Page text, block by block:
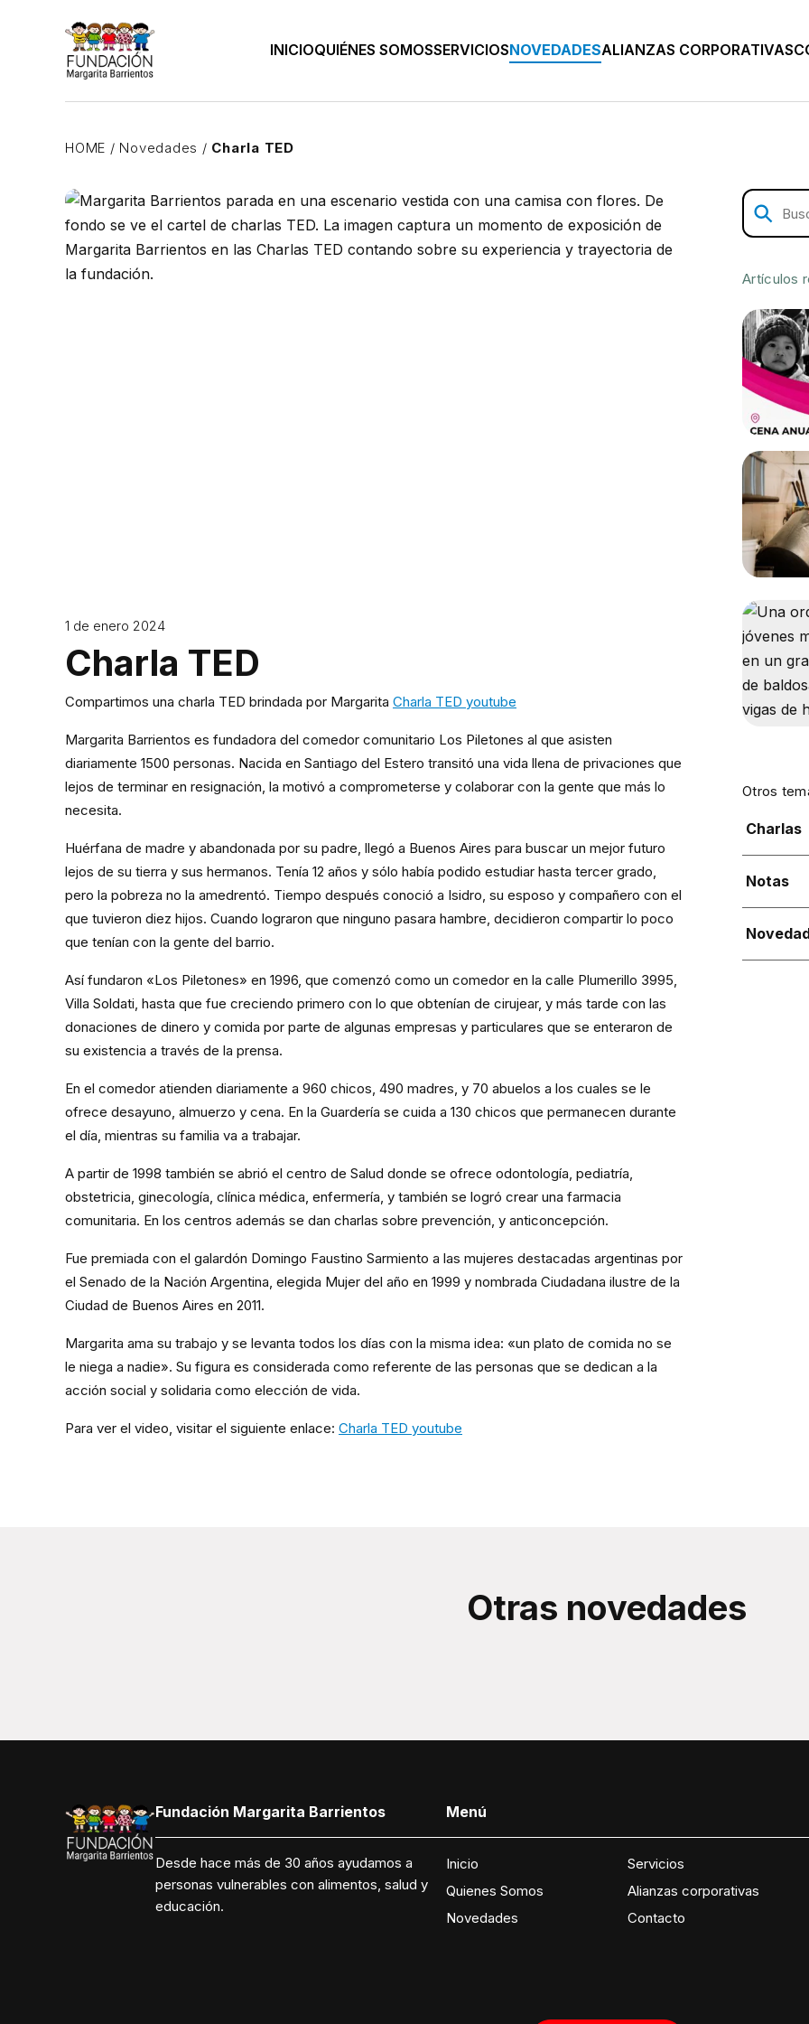
INICIOQUIÉNES SOMOSSERVICIOSNOVEDADESALIANZAS CORPORATIVAS
HOME / Novedades / Charla TED
1 de enero 2024
Charla TED
Compartimos una charla TED brindada por Margarita Charla TED youtube
Margarita Barrientos es fundadora del comedor comunitario Los Piletones al que asisten
diariamente 1500 personas. Nacida en Santiago del Estero transitó una vida llena de privaciones que
lejos de terminar en resignación, la motivó a comprometerse y colaborar con la gente que más lo
necesita.
Huérfana de madre y abandonada por su padre, llegó a Buenos Aires para buscar un mejor futuro
lejos de su tierra y sus hermanos. Tenía 12 años y sólo había podido estudiar hasta tercer grado,
pero la pobreza no la amedrentó. Tiempo después conoció a Isidro, su esposo y compañero con el
que tuvieron diez hijos. Cuando lograron que ninguno pasara hambre, decidieron compartir lo poco
que tenían con la gente del barrio.
Así fundaron «Los Piletones» en 1996, que comenzó como un comedor en la calle Plumerillo 3995,
Villa Soldati, hasta que fue creciendo primero con lo que obtenían de cirujear, y más tarde con las
donaciones de dinero y comida por parte de algunas empresas y particulares que se enteraron de
su existencia a través de la prensa.
En el comedor atienden diariamente a 960 chicos, 490 madres, y 70 abuelos a los cuales se le
ofrece desayuno, almuerzo y cena. En la Guardería se cuida a 130 chicos que permanecen durante
el día, mientras su familia va a trabajar.
A partir de 1998 también se abrió el centro de Salud donde se ofrece odontología, pediatría,
obstetricia, ginecología, clínica médica, enfermería, y también se logró crear una farmacia
comunitaria. En los centros además se dan charlas sobre prevención, y anticoncepción.
Fue premiada con el galardón Domingo Faustino Sarmiento a las mujeres destacadas argentinas por
el Senado de la Nación Argentina, elegida Mujer del año en 1999 y nombrada Ciudadana ilustre de la
Ciudad de Buenos Aires en 2011.
Margarita ama su trabajo y se levanta todos los días con la misma idea: «un plato de comida no se
le niega a nadie». Su figura es considerada como referente de las personas que se dedican a la
acción social y solidaria como elección de vida.
Para ver el video, visitar el siguiente enlace: Charla TED youtube
Artículos
Otros
Charlas
Notas
Otras novedades
Fundación Margarita Barrientos
Desde hace más de 30 años ayudamos a
personas vulnerables con alimentos, salud y
educación.
Menú
Inicio
Quienes Somos
Novedades
Servicios
Alianzas corporativas
Contacto